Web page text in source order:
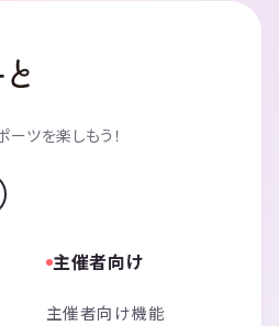
ツを楽しもう！
主催者向け
主催者向け機能